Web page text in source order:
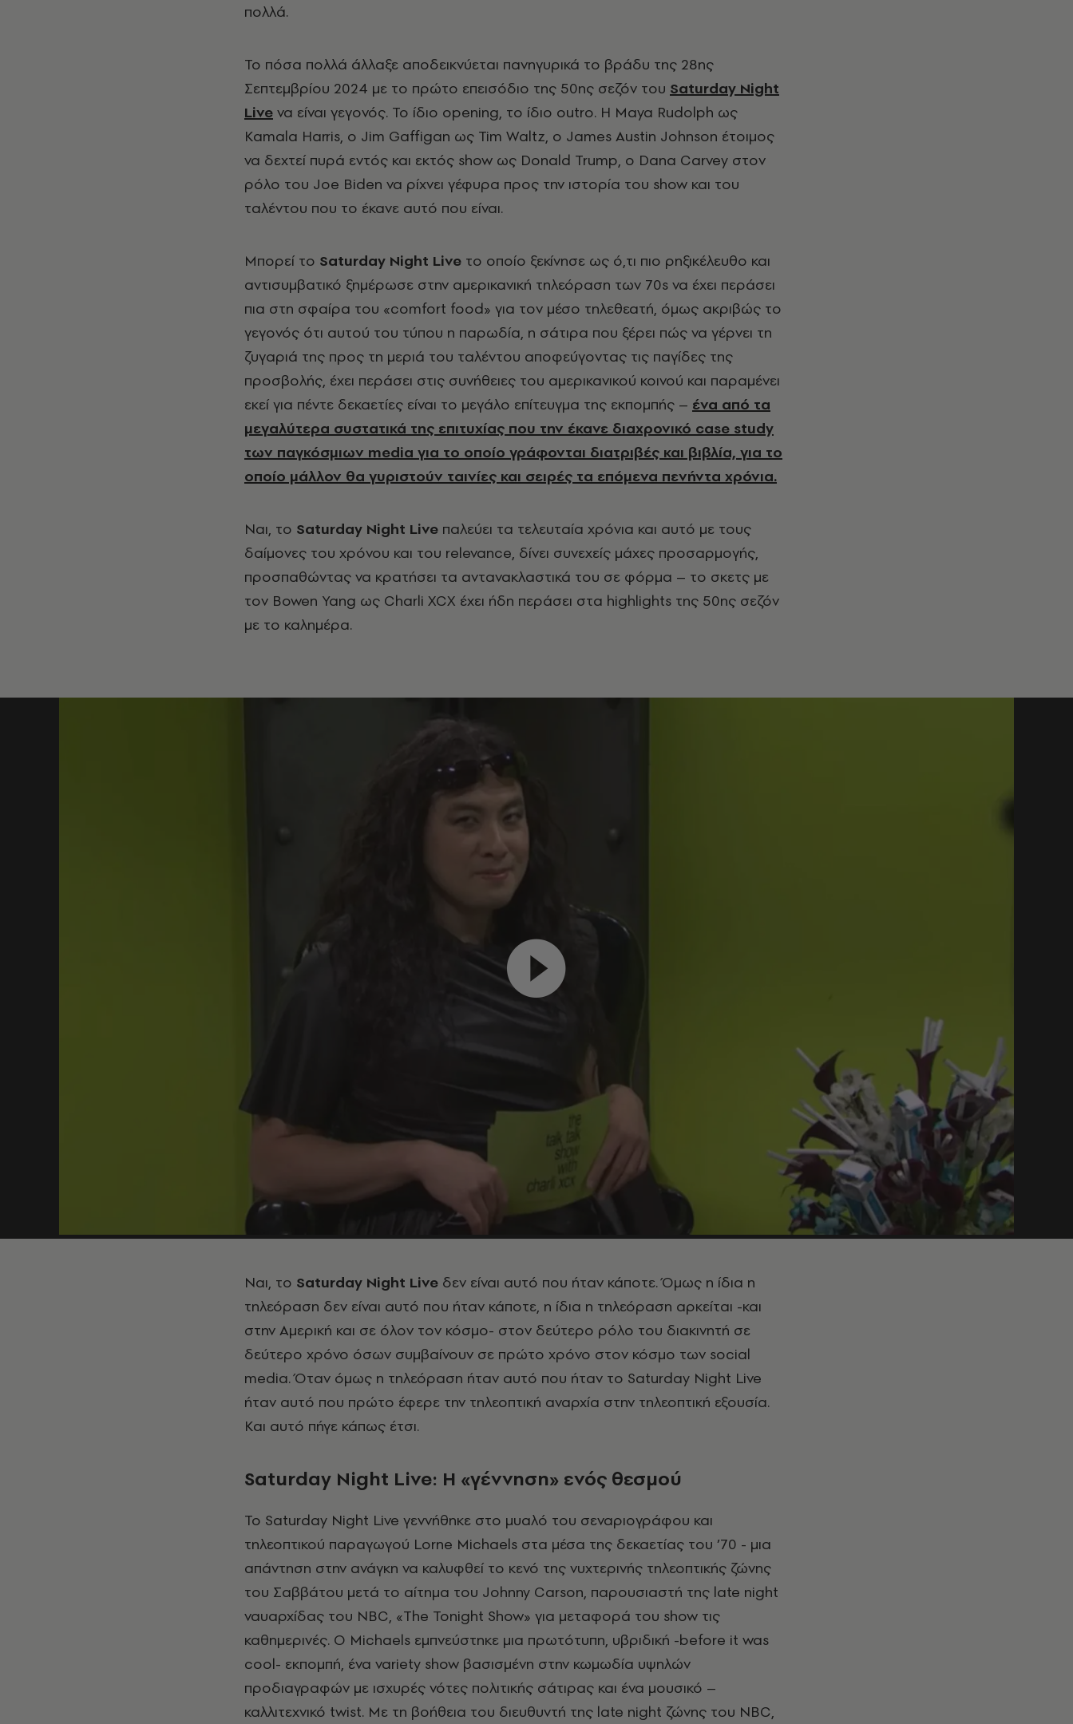
πολλά.
Το πόσα πολλά άλλαξε αποδεικνύεται πανηγυρικά το βράδυ της 28ης
Σεπτεμβρίου 2024 με το πρώτο επεισόδιο της 50ης σεζόν του Saturday Night
Live να είναι γεγονός. Το ίδιο opening, το ίδιο outro. Η Maya Rudolph ως
Kamala Harris, ο Jim Gaffigan ως Tim Waltz, o James Austin Johnson έτοιμος
να δεχτεί πυρά εντός και εκτός show ως Donald Trump, ο Dana Carvey στον
ρόλο του Joe Biden να ρίχνει γέφυρα προς την ιστορία του show και του
ταλέντου που το έκανε αυτό που είναι.
Μπορεί το Saturday Night Live το οποίο ξεκίνησε ως ό,τι πιο ρηξικέλευθο και
αντισυμβατικό ξημέρωσε στην αμερικανική τηλεόραση των 70s να έχει περάσει
πια στη σφαίρα του «comfort food» για τον μέσο τηλεθεατή, όμως ακριβώς το
γεγονός ότι αυτού του τύπου η παρωδία, η σάτιρα που ξέρει πώς να γέρνει τη
ζυγαριά της προς τη μεριά του ταλέντου αποφεύγοντας τις παγίδες της
προσβολής, έχει περάσει στις συνήθειες του αμερικανικού κοινού και παραμένει
εκεί για πέντε δεκαετίες είναι το μεγάλο επίτευγμα της εκπομπής – ένα από τα
μεγαλύτερα συστατικά της επιτυχίας που την έκανε διαχρονικό case study
των παγκόσμιων media για το οποίο γράφονται διατριβές και βιβλία, για το
οποίο μάλλον θα γυριστούν ταινίες και σειρές τα επόμενα πενήντα χρόνια.
Ναι, το Saturday Night Live παλεύει τα τελευταία χρόνια και αυτό με τους
δαίμονες του χρόνου και του relevance, δίνει συνεχείς μάχες προσαρμογής,
προσπαθώντας να κρατήσει τα αντανακλαστικά του σε φόρμα – το σκετς με
τον Bowen Yang ως Charli XCX έχει ήδη περάσει στα highlights της 50ης σεζόν
με το καλημέρα.
Ναι, το Saturday Night Live δεν είναι αυτό που ήταν κάποτε. Όμως η ίδια η
τηλεόραση δεν είναι αυτό που ήταν κάποτε, η ίδια η τηλεόραση αρκείται -και
στην Αμερική και σε όλον τον κόσμο- στον δεύτερο ρόλο του διακινητή σε
δεύτερο χρόνο όσων συμβαίνουν σε πρώτο χρόνο στον κόσμο των social
media. Όταν όμως η τηλεόραση ήταν αυτό που ήταν το Saturday Night Live
ήταν αυτό που πρώτο έφερε την τηλεοπτική αναρχία στην τηλεοπτική εξουσία.
Και αυτό πήγε κάπως έτσι.
Saturday Night Live: H «γέννηση» ενός θεσμού
Το Saturday Night Live γεννήθηκε στο μυαλό του σεναριογράφου και
τηλεοπτικού παραγωγού Lorne Michaels στα μέσα της δεκαετίας του ’70 - μια
απάντηση στην ανάγκη να καλυφθεί το κενό της νυχτερινής τηλεοπτικής ζώνης
του Σαββάτου μετά το αίτημα του Johnny Carson, παρουσιαστή της late night
ναυαρχίδας του NBC, «The Tonight Show» για μεταφορά του show τις
καθημερινές. Ο Michaels εμπνεύστηκε μια πρωτότυπη, υβριδική -before it was
cool- εκπομπή, ένα variety show βασισμένη στην κωμωδία υψηλών
προδιαγραφών με ισχυρές νότες πολιτικής σάτιρας και ένα μουσικό –
καλλιτεχνικό twist. Με τη βοήθεια του διευθυντή της late night ζώνης του NBC,